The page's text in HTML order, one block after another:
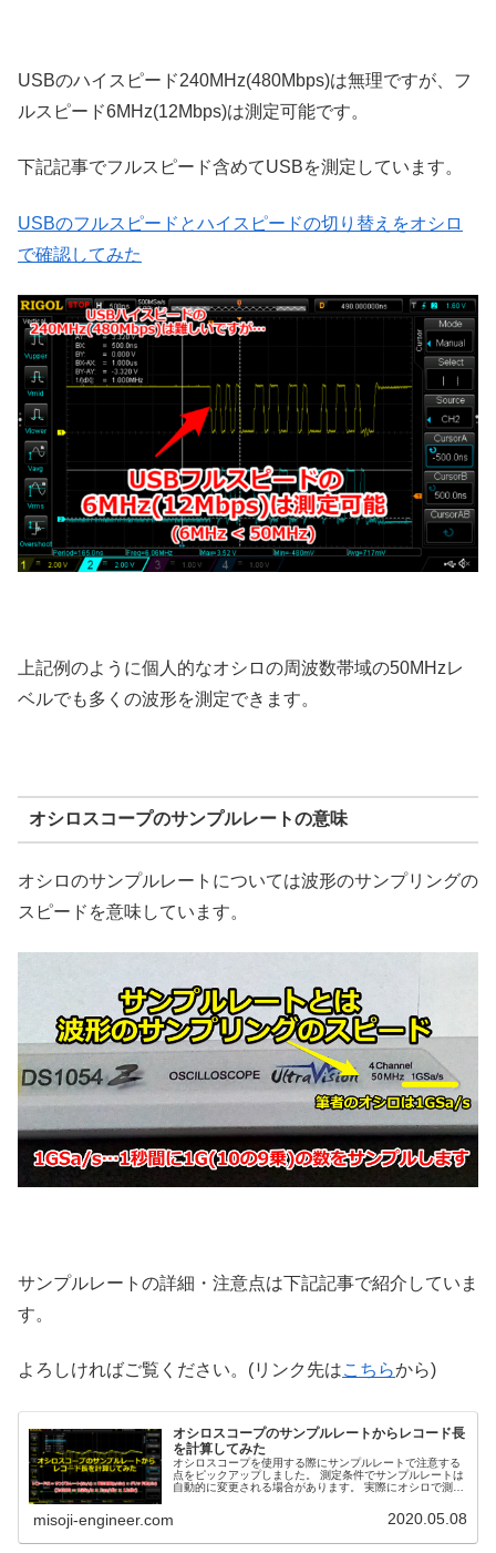
USBのハイスピード240MHz(480Mbps)は無理ですが、フ
ルスピード6MHz(12Mbps)は測定可能です。
下記記事でフルスピード含めてUSBを測定しています。
USBのフルスピードとハイスピードの切り替えをオシロ
で確認してみた
上記例のように個人的なオシロの周波数帯域の50MHzレ
ベルでも多くの波形を測定できます。
オシロスコープのサンプルレートの意味
オシロのサンプルレートについては波形のサンプリングの
スピードを意味しています。
サンプルレートの詳細・注意点は下記記事で紹介していま
す。
よろしければご覧ください。(リンク先はこちらから)
オシロスコープのサンプルレートからレコード長
を計算してみた
オシロスコープを使用する際にサンプルレートで注意する
点をピックアップしました。 測定条件でサンプルレートは
自動的に変更される場合があります。 実際にオシロで測定
misoji-engineer.com 2020.05.08